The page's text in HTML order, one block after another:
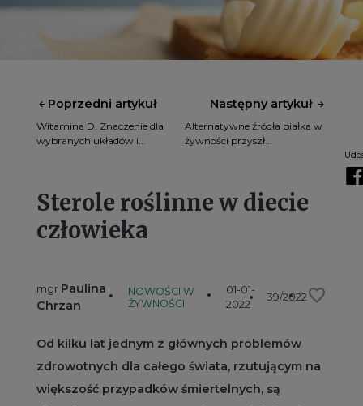
Poprzedni artykuł
Witamina D. Znaczenie dla
wybranych układów i...
Następny artykuł
Alternatywne źródła białka w
żywności przyszł...
Sterole roślinne w diecie
człowieka
mgr Paulina
Chrzan
NOWOŚCI W
ŻYWNOŚCI
01-01-
2022
39/2022favorite
Od kilku lat jednym z głównych problemów
zdrowotnych dla całego świata, rzutującym na
większość przypadków śmiertelnych, są